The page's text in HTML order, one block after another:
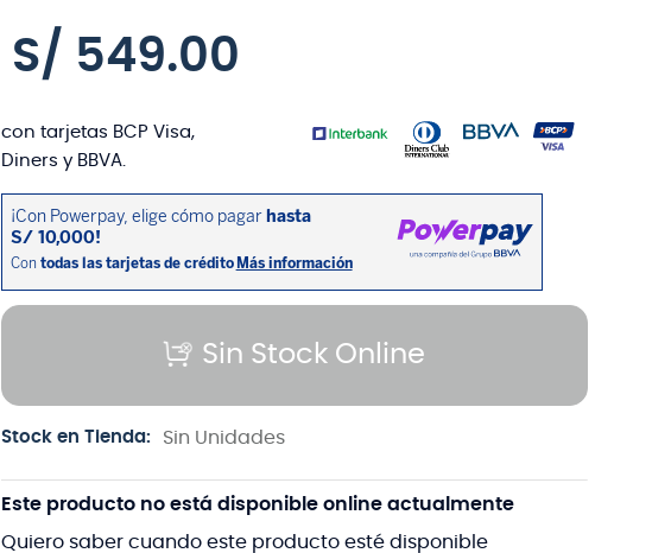
S/ 549.00
con tarjetas BCP Visa,
Diners y BBVA.
Sin Stock Online
Stock en Tienda: Sin Unidades
Este producto no está disponible online actualmente
Quiero saber cuando este producto esté disponible